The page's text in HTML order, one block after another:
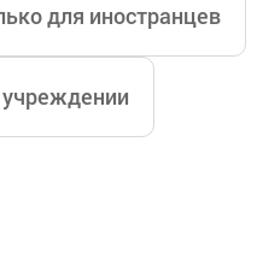
для иностранцев